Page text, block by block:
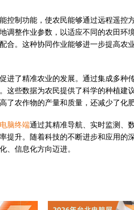
控制功能，使农民能够通过远程遥
调整作业参数，以适应不同的农田
合。这种协同作业能够进一步提高农
进了精准农业的发展。通过集成多
这些数据为农民提供了科学的种植
了农作物的产量和质量，还减少了化
脑终端通过其精准导航、实时监测、
提升。随着科技的不断进步和应用
、信息化方向迈进。